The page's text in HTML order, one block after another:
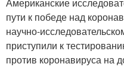
пути к победе над
научно-
приступили к
против коронавируса на